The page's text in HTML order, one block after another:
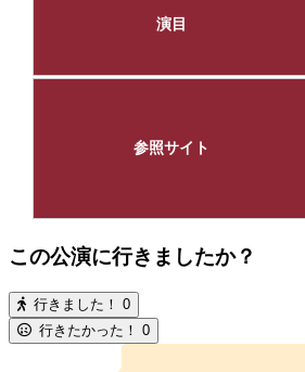
演目
参照サイト
この公演に行きましたか？
行きました！ 0
行きたかった！ 0